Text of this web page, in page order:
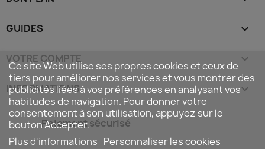
GUIDES 
VOTRE COMPTE 
INFORMATIONS keyboard_arrow_down
Ce site Web utilise ses propres cookies et ceux de
tiers pour améliorer nos services et vous montrer des
publicités liées à vos préférences en analysant vos
habitudes de navigation. Pour donner votre
consentement à son utilisation, appuyez sur le
bouton Accepter.
Plus d'informations Personnaliser les cookies
Paiement sécurisé